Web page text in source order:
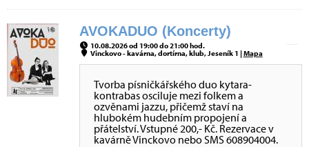
AVOKADUO (Koncerty)
10.08.2026 od 19:00 do 21:00 hod.
Vinckovo - kavárna, dortírna, klub, Jeseník 1 |Mapa
Tvorba písničkářského duo kytara-
kontrabas osciluje mezi folkem a
ozvěnami jazzu, přičemž staví na
hlubokém hudebním propojení a
přátelství. Vstupné 200,- Kč. Rezervace v
kavárně Vinckovo nebo SMS 608904004.